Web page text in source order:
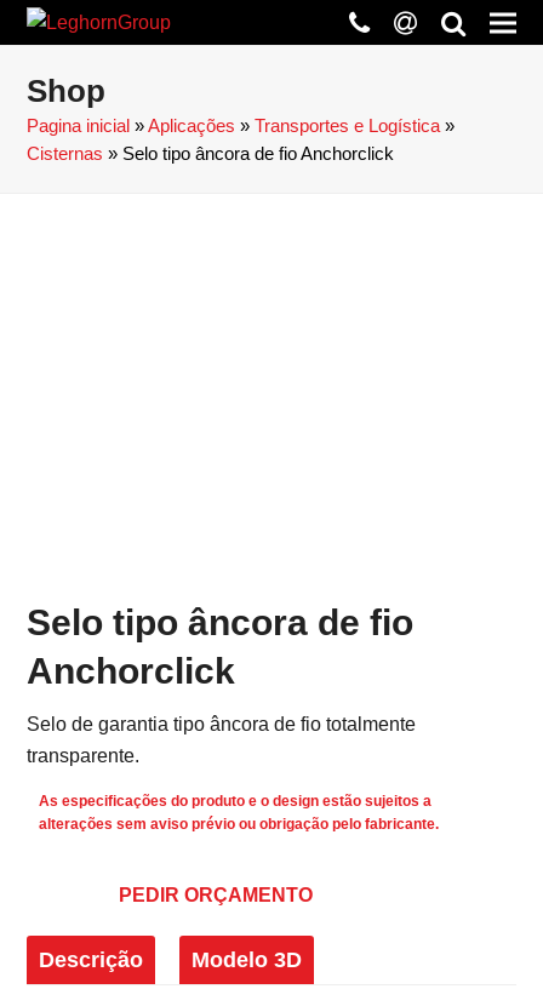
phone
at search
Shop
Pagina inicial »Aplicações »Transportes e Logística »
Cisternas » Selo tipo âncora de fio Anchorclick
Selo tipo âncora de fio
Anchorclick
Selo de garantia tipo âncora de fio totalmente
transparente.
As especificações do produto e o design estão sujeitos a
alterações sem aviso prévio ou obrigação pelo fabricante.
PEDIR ORÇAMENTO
Descrição Modelo 3D